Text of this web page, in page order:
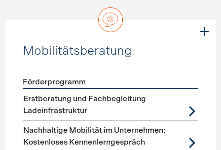
Mobilitätsberatung
Förderprogramme Mobilitätsberatung
Förderprogramm
Erstberatung und Fachbegleitung
Ladeinfrastruktur
Nachhaltige Mobilität im Unternehmen:
Kostenloses Kennenlerngespräch